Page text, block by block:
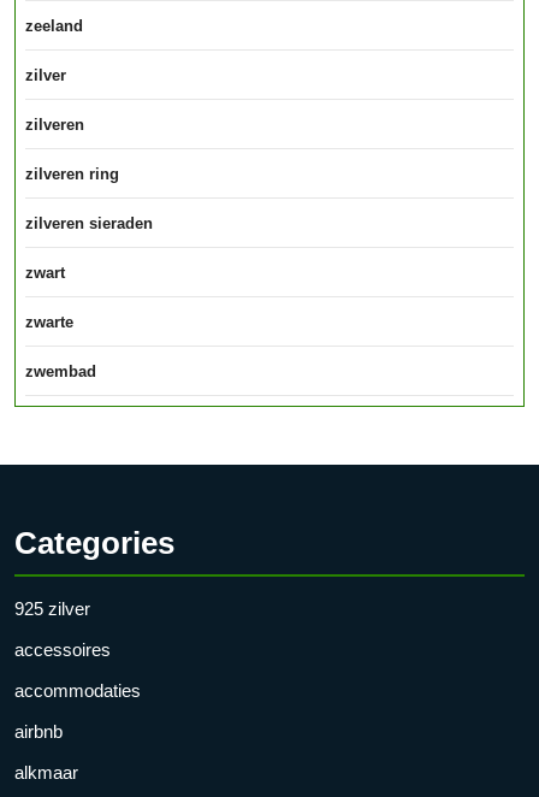
zeeland
zilver
zilveren
zilveren ring
zilveren sieraden
zwart
zwarte
zwembad
Categories
925 zilver
accessoires
accommodaties
airbnb
alkmaar